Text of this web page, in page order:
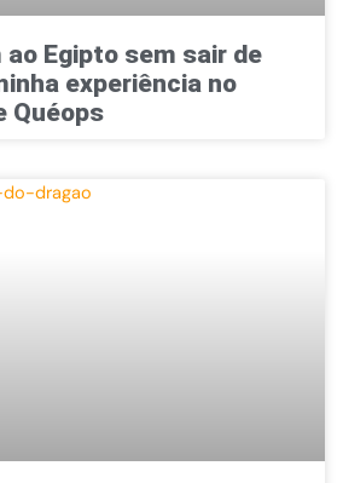
ao Egipto sem sair de
experiência no
Quéops